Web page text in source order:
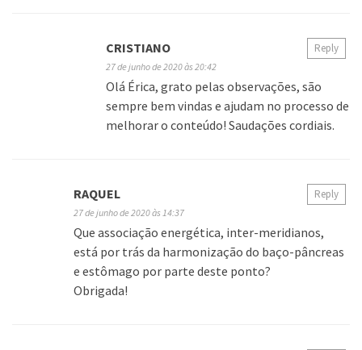
CRISTIANO
27 de junho de 2020 às 20:42
Olá Érica, grato pelas observações, são
sempre bem vindas e ajudam no processo de
melhorar o conteúdo! Saudações cordiais.
Reply
RAQUEL
27 de junho de 2020 às 14:37
Que associação energética, inter-meridianos,
está por trás da harmonização do baço-pâncreas
e estômago por parte deste ponto?
Obrigada!
Reply